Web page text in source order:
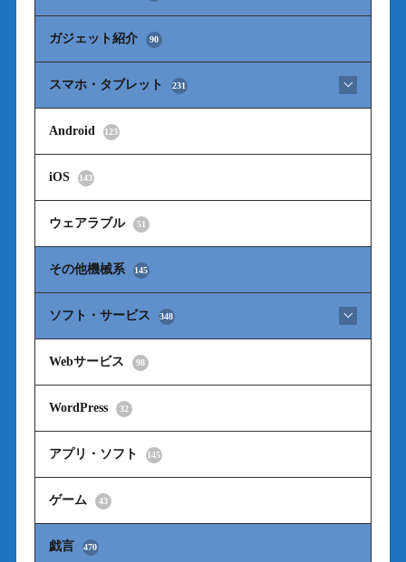
ガジェット紹介 90
スマホ・タブレット 231
Android 123
iOS 143
ウェアラブル 51
その他機械系 145
ソフト・サービス 348
Webサービス 98
WordPress 32
アプリ・ソフト 145
ゲーム 43
戯言 470